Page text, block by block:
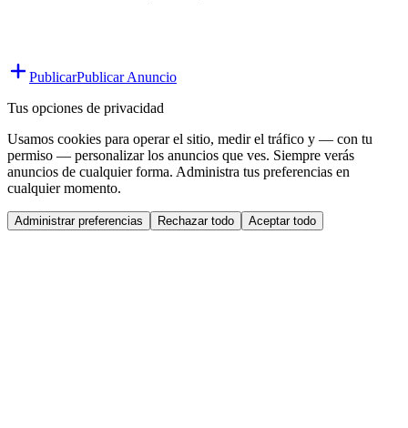
PublicarPublicar Anuncio
Tus opciones de privacidad
Usamos cookies para operar el sitio, medir el tráfico y — con tu
permiso — personalizar los anuncios que ves. Siempre verás
anuncios de cualquier forma. Administra tus preferencias en
cualquier momento.
Administrar preferencias Rechazar todo Aceptar todo